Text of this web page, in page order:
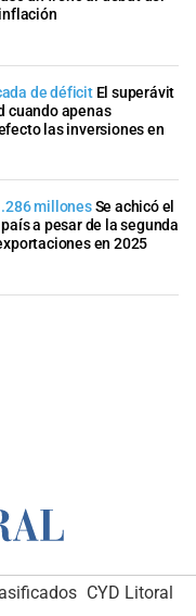
de déficit El superávit
cuando apenas
las inversiones en
millonesSe achicó el
a pesar de la segunda
en 2025
CYD Litoral